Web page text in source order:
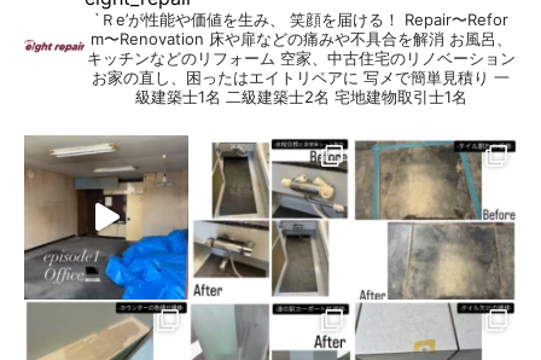
`Ｒe’が性能や価値を生み、 笑顔を届ける！
Repair〜Refor
m〜Renovation 床や扉などの痛みや不具合を解消 お風呂、
キッチンなどのリフォーム 空家、中古住宅のリノベーション
お家の直し、困ったはエイトリペアに 写メで簡単見積り 一
級建築士1名 二級建築士2名 宅地建物取引士1名